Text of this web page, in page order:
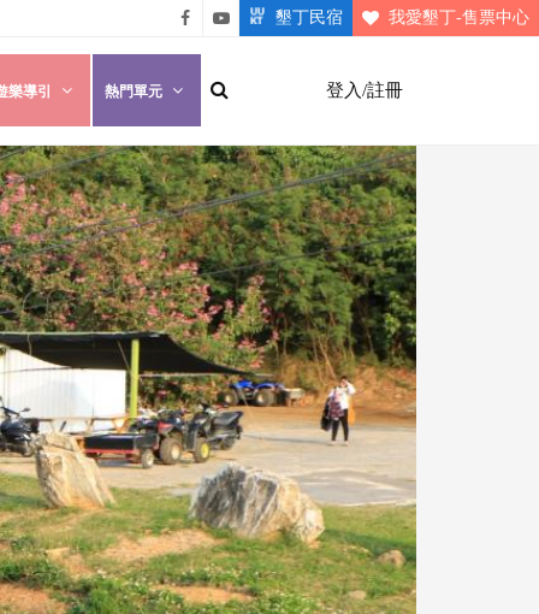
悠遊
墾丁
粉絲
團
墾丁
介紹
墾丁民宿 我愛墾丁-售票中心
登入/註冊
樂導引 熱門單元